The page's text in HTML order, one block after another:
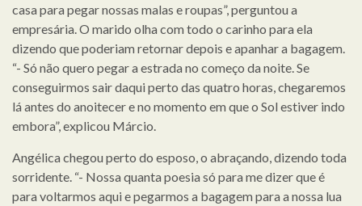
casa para pegar nossas malas e roupas”, perguntou a
empresária. O marido olha com todo o carinho para ela
dizendo que poderiam retornar depois e apanhar a bagagem.
“- Só não quero pegar a estrada no começo da noite. Se
conseguirmos sair daqui perto das quatro horas, chegaremos
lá antes do anoitecer e no momento em que o Sol estiver indo
embora”, explicou Márcio.
Angélica chegou perto do esposo, o abraçando, dizendo toda
sorridente. “- Nossa quanta poesia só para me dizer que é
para voltarmos aqui e pegarmos a bagagem para a nossa lua